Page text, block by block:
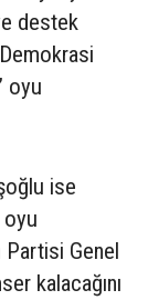
destek
oyu
ise
oyu
Partisi Genel
kalacağını